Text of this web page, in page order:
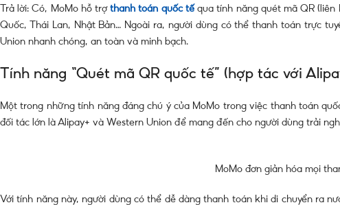
Trả lời: Có, MoMo hỗ trợthanh toán quốc tếqua tính năng quét mã QR (liên
Quốc, Thái Lan, Nhật Bản… Ngoài ra, người dùng có thể thanh toán trực
Union nhanh chóng, an toàn và minh bạch.
Tính năng “Quét mã QR quốc tế” (hợp tác với
Một trong những tính năng đáng chú ý của MoMo trong việc thanh toán
đối tác lớn là Alipay+ và Western Union để mang đến cho người dùng trải
MoMo đơn giản hóa mọi
Với tính năng này, người dùng có thể dễ dàng thanh toán khi di chuyển ra